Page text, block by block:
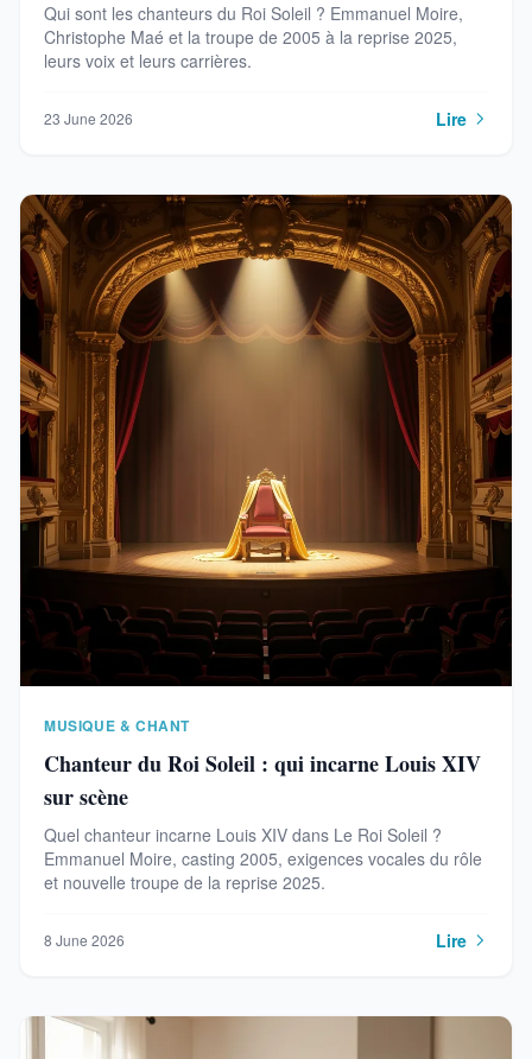
Qui sont les chanteurs du Roi Soleil ? Emmanuel Moire,
Christophe Maé et la troupe de 2005 à la reprise 2025,
leurs voix et leurs carrières.
23 June 2026 Lire
MUSIQUE & CHANT
Chanteur du Roi Soleil : qui incarne Louis XIV
sur scène
Quel chanteur incarne Louis XIV dans Le Roi Soleil ?
Emmanuel Moire, casting 2005, exigences vocales du rôle
et nouvelle troupe de la reprise 2025.
8 June 2026 Lire